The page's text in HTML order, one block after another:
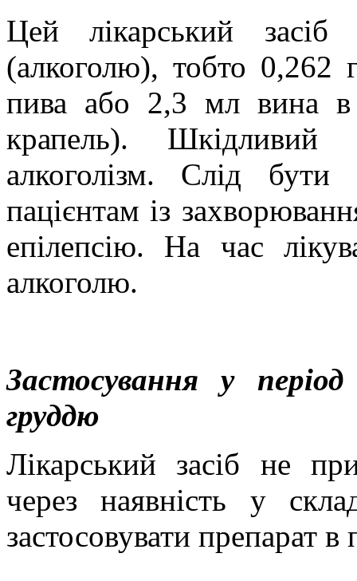
Цей лікарський
(алкоголю), тобто 0,262
пива або 2,3 мл вина в
крапель).
алкоголізм. Слід бути
пацієнтам із
епілепсію. На час
алкоголю.
Застосування у
груддю
Лікарський засіб не
через наявність у
застосовувати препарат в